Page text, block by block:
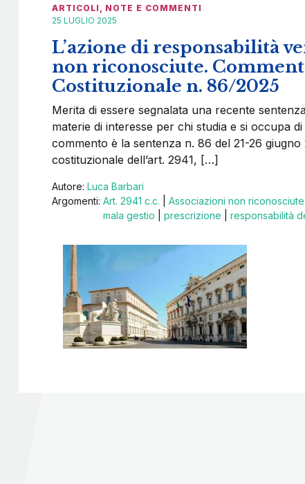
ARTICOLI , NOTE E COMMENTI
25 LUGLIO 2025
L’azione di responsabilità
non riconosciute.
Costituzionale n. 86/2025
Merita di essere segnalata una recente
materie di interesse per chi studia e si occupa
commento è la sentenza n. 86 del 21-26
costituzionale dell’art. 2941, […]
Autore: Luca Barbari
Argomenti: Art. 2941 c.c. Associazioni non riconosciute
mala gestio
prescrizione responsabilità